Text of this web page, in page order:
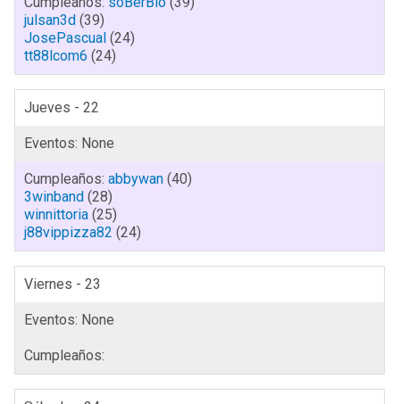
julsan3d (39)
JosePascual (24)
tt88lcom6 (24)
Jueves - 22
abbywan (40)
3winband (28)
winnittoria (25)
j88vippizza82 (24)
Viernes - 23